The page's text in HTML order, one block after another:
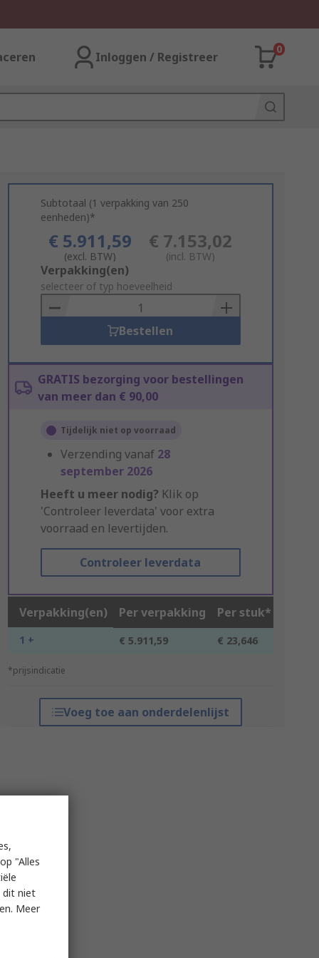
Inloggen / Registreer
0
Subtotaal (1 verpakking van 250
eenheden)*
€ 5.911,59
(excl. BTW)
€ 7.153,02
(incl. BTW)
Add
to
Basket
Verpakking(en)
selecteer of typ hoeveelheid
Bestellen
GRATIS bezorging voor bestellingen
van meer dan € 90,00
Tijdelijk niet op voorraad
Verzending vanaf 28
september 2026
Heeft u meer nodig? Klik op
'Controleer leverdata' voor extra
voorraad en levertijden.
Controleer leverdata
Verpakking(en) Per verpakking Per stuk*
1 + € 5.911,59 € 23,646
*prijsindicatie
Voeg toe aan onderdelenlijst
"Alles
dit niet
Meer